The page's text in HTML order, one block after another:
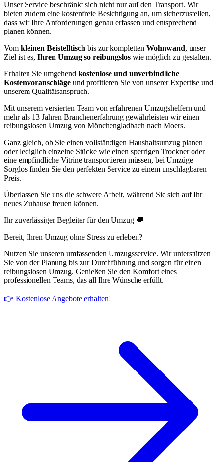
Unser Service beschränkt sich nicht nur auf den Transport. Wir
bieten zudem eine kostenfreie Besichtigung an, um sicherzustellen,
dass wir Ihre Anforderungen genau erfassen und entsprechend
planen können.
Vom kleinen Beistelltisch bis zur kompletten Wohnwand, unser
Ziel ist es, Ihren Umzug so reibungslos wie möglich zu gestalten.
Erhalten Sie umgehend kostenlose und unverbindliche
Kostenvoranschläge und profitieren Sie von unserer Expertise und
unserem Qualitätsanspruch.
Mit unserem versierten Team von erfahrenen Umzugshelfern und
mehr als 13 Jahren Branchenerfahrung gewährleisten wir einen
reibungslosen Umzug von Mönchengladbach nach Moers.
Ganz gleich, ob Sie einen vollständigen Haushaltsumzug planen
oder lediglich einzelne Stücke wie einen sperrigen Trockner oder
eine empfindliche Vitrine transportieren müssen, bei Umzüge
Sorglos finden Sie den perfekten Service zu einem unschlagbaren
Preis.
Überlassen Sie uns die schwere Arbeit, während Sie sich auf Ihr
neues Zuhause freuen können.
Ihr zuverlässiger Begleiter für den Umzug 🚚
Bereit, Ihren Umzug ohne Stress zu erleben?
Nutzen Sie unseren umfassenden Umzugsservice. Wir unterstützen
Sie von der Planung bis zur Durchführung und sorgen für einen
reibungslosen Umzug. Genießen Sie den Komfort eines
professionellen Teams, das all Ihre Wünsche erfüllt.
👉 Kostenlose Angebote erhalten!